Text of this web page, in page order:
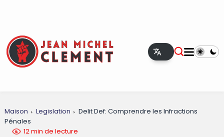
Maison Legislation
Delit Def: Comprendre les Infractions
Pénales
12 min de lecture